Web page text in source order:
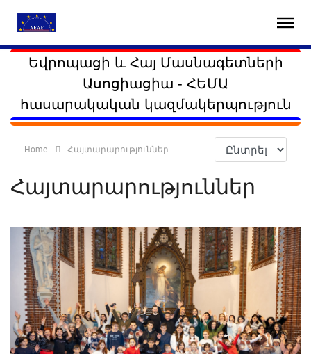
Եվրոպացի և Հայ Մասնագետների
Ասոցիացիա - ՀԵՄԱ
հասարակական կազմակերպություն
Home Հայտարարություններ
Հայտարարություններ